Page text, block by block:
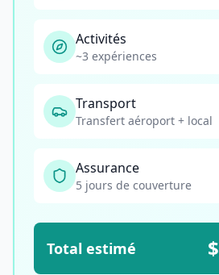
Activités
~3 expériences
Transport
Transfert aéroport + local
Assurance
5 jours de couverture
Total estimé $